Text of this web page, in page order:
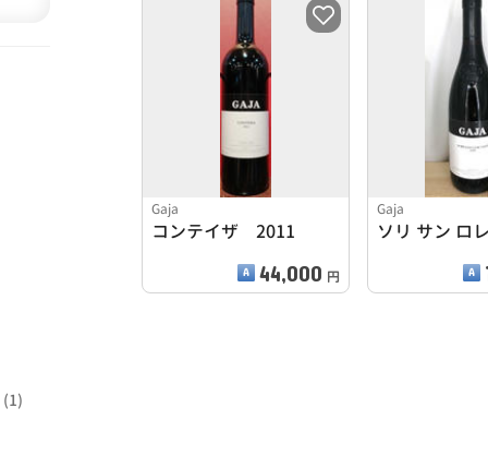
Gaja
コンテイザ 2011
44,000 円
Gaja